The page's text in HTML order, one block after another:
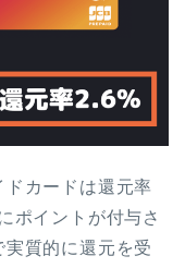
カードは還元率
ポイントが付与さ
質的に還元を受